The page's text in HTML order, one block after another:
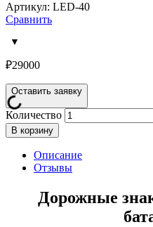
Артикул: LED-40
Сравнить
₽29000
Оставить заявку
Количество
В корзину
Описание
Отзывы
Дорожные